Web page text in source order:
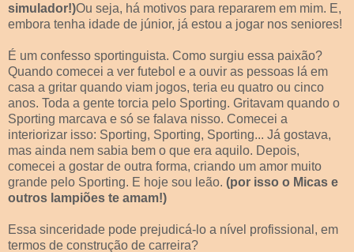
simulador!)Ou seja, há motivos para repararem em mim. E,
embora tenha idade de júnior, já estou a jogar nos seniores!
É um confesso sportinguista. Como surgiu essa paixão?
Quando comecei a ver futebol e a ouvir as pessoas lá em
casa a gritar quando viam jogos, teria eu quatro ou cinco
anos. Toda a gente torcia pelo Sporting. Gritavam quando o
Sporting marcava e só se falava nisso. Comecei a
interiorizar isso: Sporting, Sporting, Sporting... Já gostava,
mas ainda nem sabia bem o que era aquilo. Depois,
comecei a gostar de outra forma, criando um amor muito
grande pelo Sporting. E hoje sou leão. (por isso o Micas e
outros lampiões te amam!)
Essa sinceridade pode prejudicá-lo a nível profissional, em
termos de construção de carreira?